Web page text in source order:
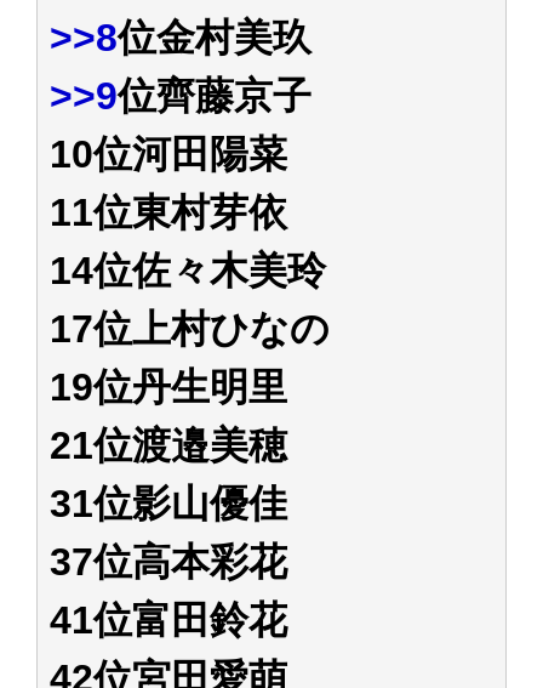
>>8位金村美玖
>>9位齊藤京子
10位河田陽菜
11位東村芽依
14位佐々木美玲
17位上村ひなの
19位丹生明里
21位渡邉美穂
31位影山優佳
37位高本彩花
41位富田鈴花
42位宮田愛萌